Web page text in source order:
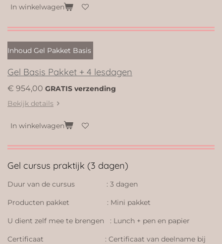
In winkelwagen
Inhoud Gel Pakket Basis
Gel Basis Pakket + 4 lesdagen
€ 954,00 GRATIS verzending
Bekijk details
In winkelwagen
Gel cursus praktijk (3 dagen)
Duur van de cursus : 3 dagen
Producten pakket : Mini pakket
U dient zelf mee te brengen : Lunch + pen en papier
Certificaat : Certificaat van deelname bij